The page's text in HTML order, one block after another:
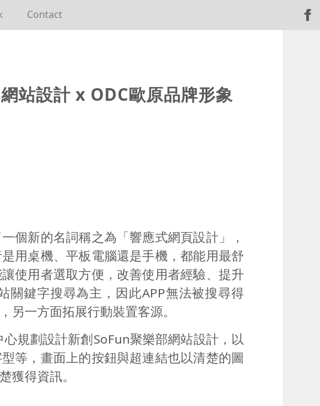
Contact
網站設計 x ODC歐原品牌形象
個新的名詞稱之為「響應式網頁設計」，
用桌機、平板電腦還是手機，都能用最舒
使用者選取方便，改善使用者經驗、提升
關鍵字搜尋為主，因此APP無法被搜尋得
一方面拓展行動裝置客源。
規劃設計新創SoFun聚樂部網站設計，以
等，畫面上的按鈕與超連結也以清楚的圖
獲得資訊。